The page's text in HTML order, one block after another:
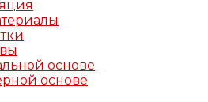
основе
основе